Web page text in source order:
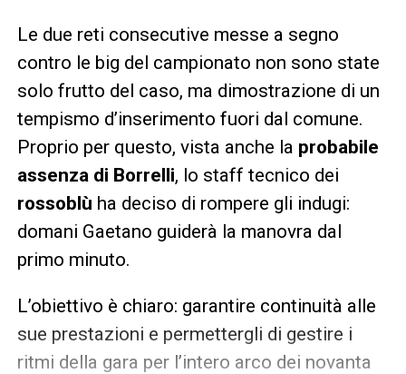
Le due reti consecutive messe a segno
contro le big del campionato non sono state
solo frutto del caso, ma dimostrazione di un
tempismo d’inserimento fuori dal comune.
Proprio per questo, vista anche la probabile
assenza di Borrelli, lo staff tecnico dei
rossoblù ha deciso di rompere gli indugi:
domani Gaetano guiderà la manovra dal
primo minuto.
L’obiettivo è chiaro: garantire continuità alle
sue prestazioni e permettergli di gestire i
ritmi della gara per l’intero arco dei novanta